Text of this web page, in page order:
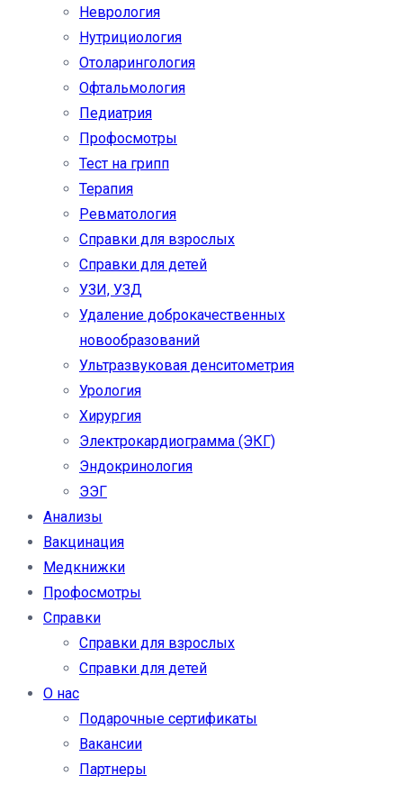
Неврология
Нутрициология
Отоларингология
Офтальмология
Педиатрия
Профосмотры
Тест на грипп
Терапия
Ревматология
Справки для взрослых
Справки для детей
УЗИ, УЗД
Удаление доброкачественных
новообразований
Ультразвуковая денситометрия
Урология
Хирургия
Электрокардиограмма (ЭКГ)
Эндокринология
ЭЭГ
Анализы
Вакцинация
Медкнижки
Профосмотры
Справки
Справки для взрослых
Справки для детей
О нас
Подарочные сертификаты
Вакансии
Партнеры